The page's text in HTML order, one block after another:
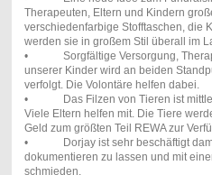
Therapeuten, Eltern und Kindern
verschiedenfarbige Stofftaschen, die
werden sie in großem Stil überall im
• Sorgfältige Versorgung,
unserer Kinder wird an beiden
verfolgt. Die Volontäre helfen dabei.
• Das Filzen von Tieren ist
Viele Eltern helfen mit. Die Tiere
Geld zum größten Teil REWA zur
• Dorjay ist sehr beschäftigt damit,
dokumentieren zu lassen und mit
schmieden.